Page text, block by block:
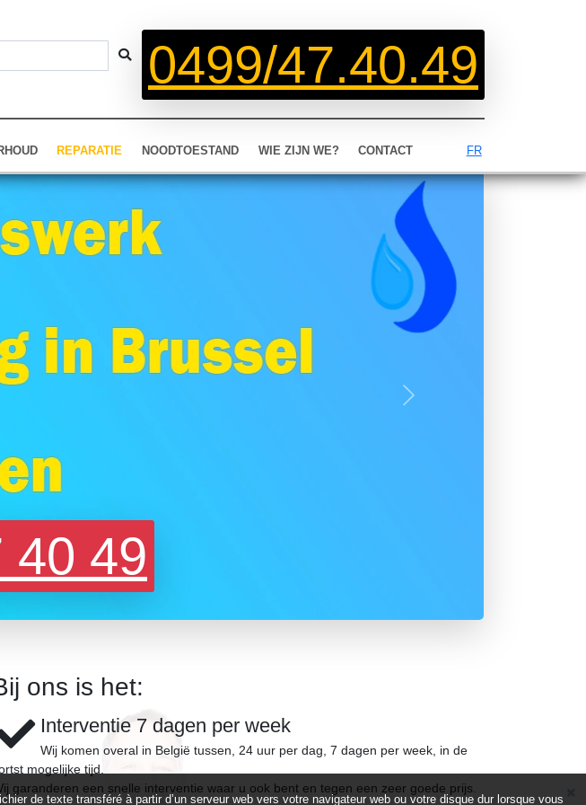
0499/47.40.49
REPARATIE NOODTOESTAND WIE ZIJN WE? CONTACT FR
40 49
Suivant
ons is het:
Interventie 7 dagen per week
Wij komen overal in België tussen, 24 uur per dag, 7 dagen per week, in de
mogelijke tijd.
garanderen een snelle interventie waar u ook bent en tegen een zeer goede prijs.
de texte transféré à partir d’un serveur web vers votre navigateur web ou votre disque dur lorsque vous